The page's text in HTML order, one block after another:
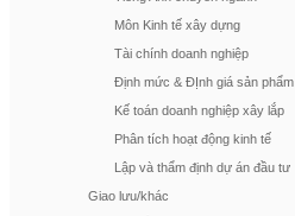
Môn Kinh tế xây dựng
Tài chính doanh nghiệp
Định mức & ĐỊnh giá sản phẩm
Kế toán doanh nghiệp xây lắp
Phân tích hoạt động kinh tế
Lập và thẩm định dự án đầu tư
Giao lưu/khác